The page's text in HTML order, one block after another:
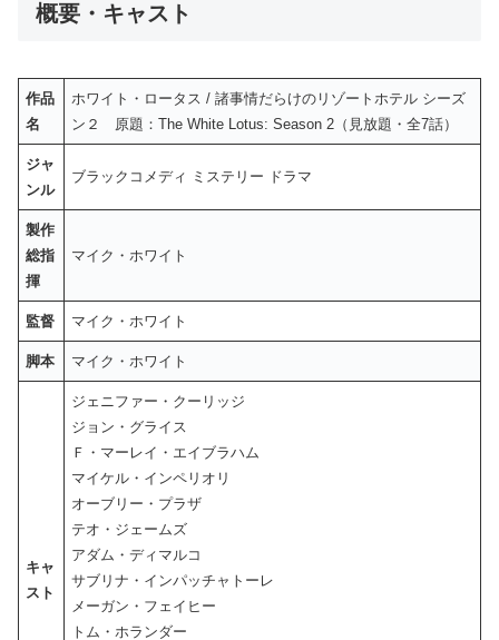
概要・キャスト
作品
名
ホワイト・ロータス / 諸事情だらけのリゾートホテル シーズ
ン２ 原題：The White Lotus: Season 2（見放題・全7話）
ジャ
ンル
ブラックコメディ ミステリー ドラマ
製作
総指
揮
マイク・ホワイト
監督 マイク・ホワイト
脚本 マイク・ホワイト
キャ
スト
ジェニファー・クーリッジ
ジョン・グライス
Ｆ・マーレイ・エイブラハム
マイケル・インペリオリ
オーブリー・プラザ
テオ・ジェームズ
アダム・ディマルコ
サブリナ・インパッチャトーレ
メーガン・フェイヒー
トム・ホランダー